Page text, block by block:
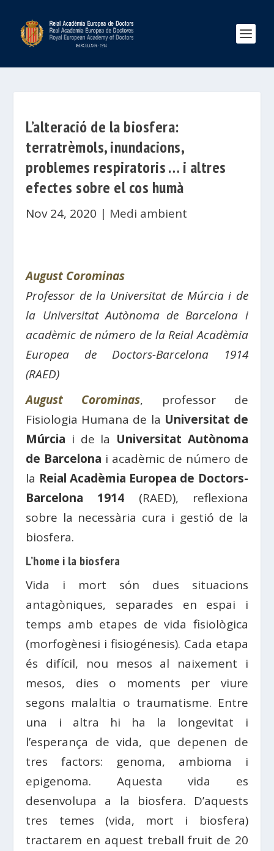
L’alteració de la biosfera:
terratrèmols, inundacions,
problemes respiratoris … i altres
efectes sobre el cos humà
Nov 24, 2020 | Medi ambient
August Corominas
Professor de la Universitat de Múrcia i de
la Universitat Autònoma de Barcelona i
acadèmic de número de la Reial Acadèmia
Europea de Doctors-Barcelona 1914
(RAED)
August Corominas, professor de
Fisiologia Humana de la Universitat de
Múrcia i de la Universitat Autònoma
de Barcelona i acadèmic de número de
la Reial Acadèmia Europea de Doctors-
Barcelona 1914 (RAED), reflexiona
sobre la necessària cura i gestió de la
biosfera.
L’home i la biosfera
Vida i mort són dues situacions
antagòniques, separades en espai i
temps amb etapes de vida fisiològica
(morfogènesi i fisiogénesis). Cada etapa
és difícil, nou mesos al naixement i
mesos, dies o moments per viure
segons malaltia o traumatisme. Entre
una i altra hi ha la longevitat i
l’esperança de vida, que depenen de
tres factors: genoma, ambioma i
epigenoma. Aquesta vida es
desenvolupa a la biosfera. D’aquests
tres temes (vida, mort i biosfera)
tractarem en aquest treball fruit de 20